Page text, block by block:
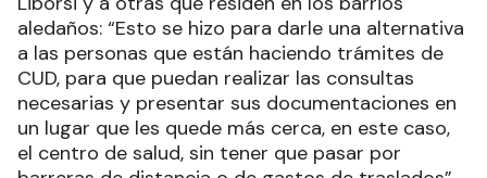
aledaños: “Esto se hizo para darle una alternativa
a las personas que están haciendo trámites de
CUD, para que puedan realizar las consultas
necesarias y presentar sus documentaciones en
un lugar que les quede más cerca, en este caso,
el centro de salud, sin tener que pasar por